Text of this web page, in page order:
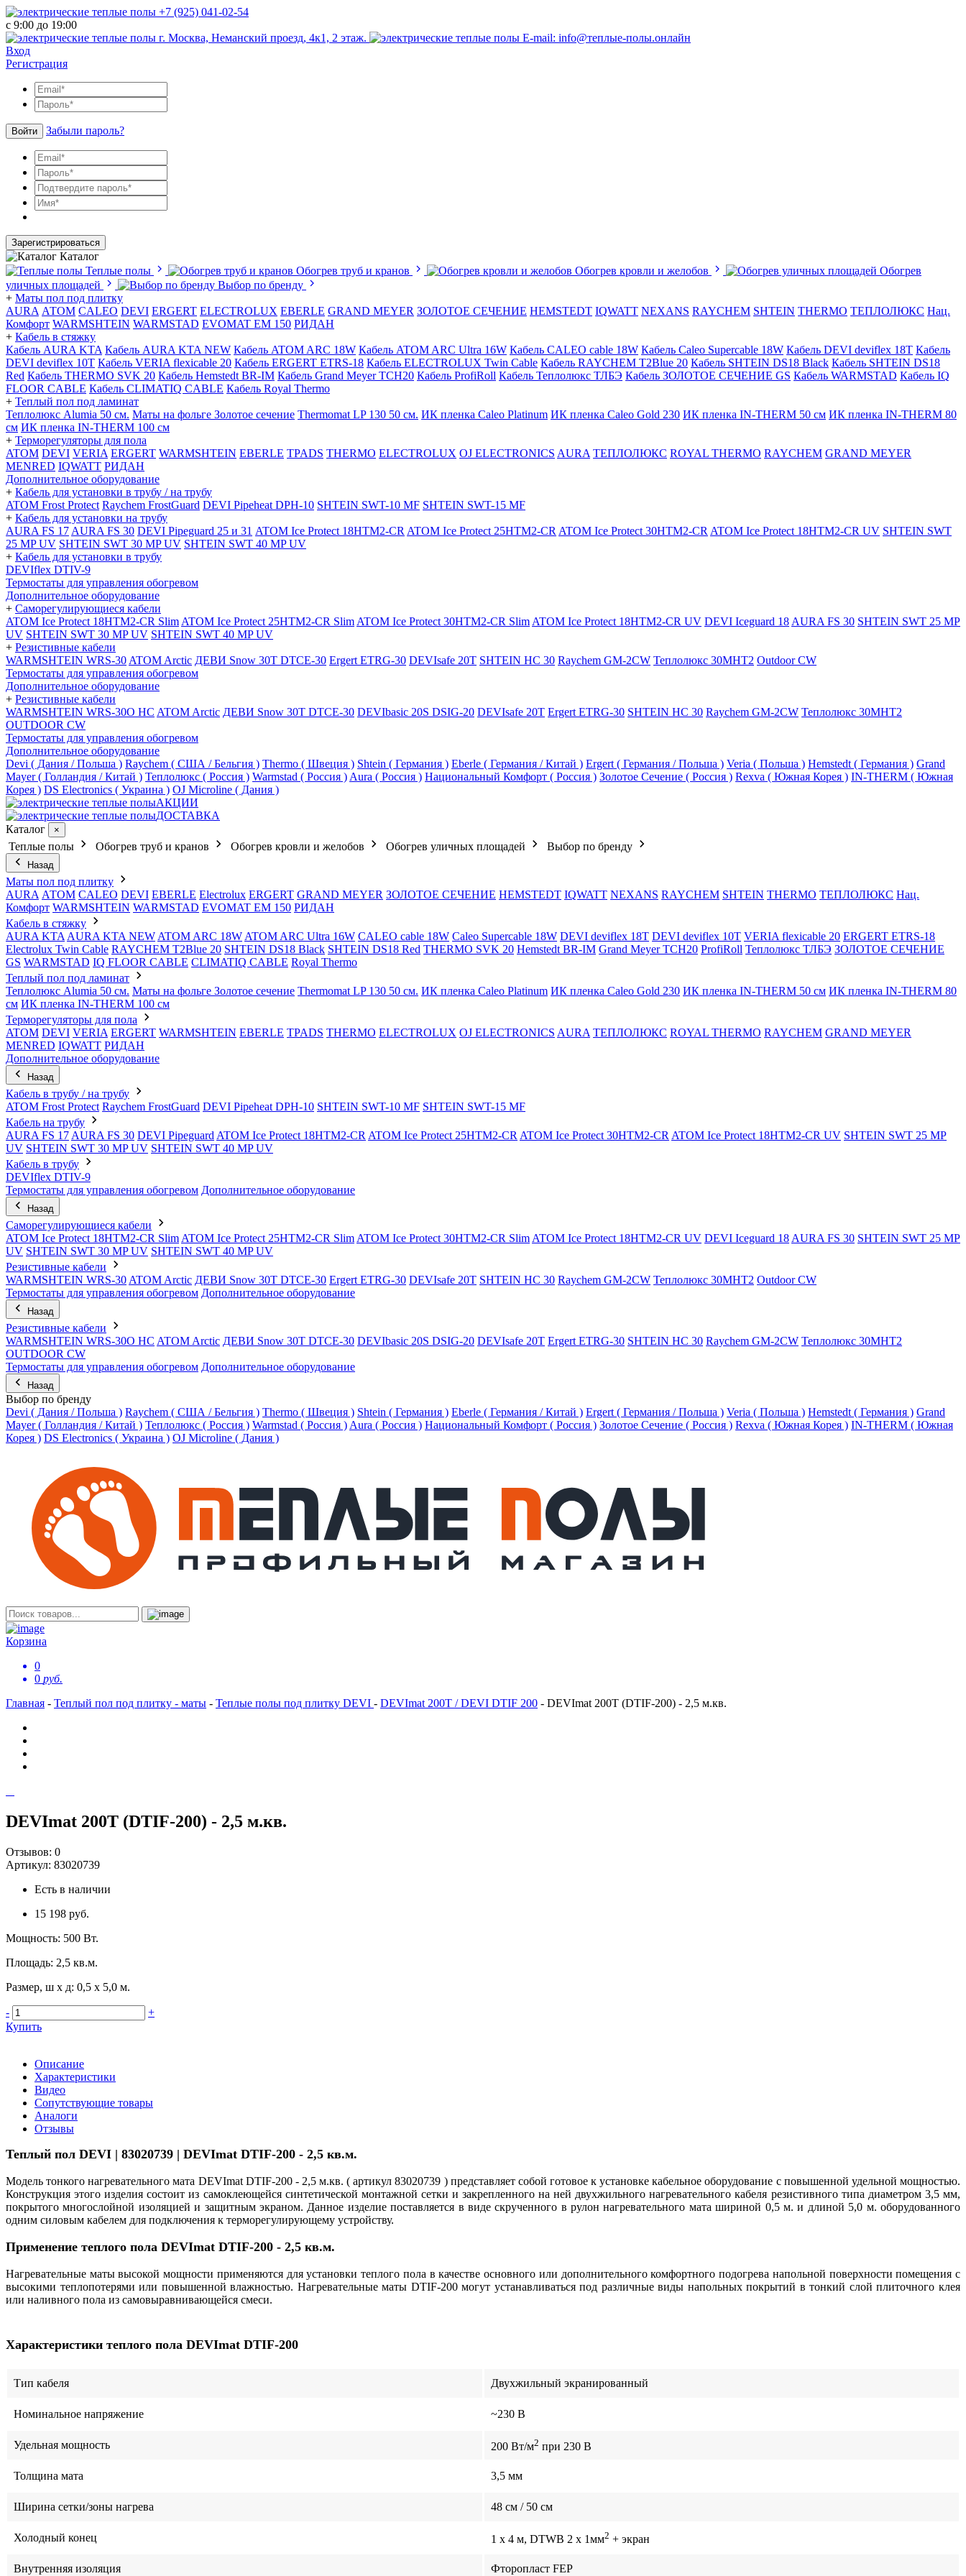
+7 (925) 041-02-54
с 9:00 до 19:00
г. Москва, Неманский проезд, 4к1, 2 этаж.
E-mail: info@теплые-полы.онлайн
Вход
Регистрация
Войти Забыли пароль?
Зарегистрироваться
Каталог
Теплые полы
Обогрев труб и кранов Обогрев кровли и желобов
Обогрев
уличных площадей
Выбор по бренду
+ Маты пол под плитку
AURA АТОМ CALEO DEVI ERGERT ELECTROLUX EBERLE GRAND MEYER ЗОЛОТОЕ СЕЧЕНИЕ HEMSTEDT IQWATT NEXANS RAYCHEM SHTEIN THERMO ТЕПЛОЛЮКС Нац.
Комфорт WARMSHTEIN WARMSTAD EVOMAT EM 150 РИДАН
+ Кабель в стяжку
Кабель AURA KTA Кабель AURA KTA NEW Кабель ATOM ARC 18W Кабель ATOM ARC Ultra 16W Кабель CALEO cable 18W Кабель Caleo Supercable 18W Кабель DEVI deviflex 18T Кабель
DEVI deviflex 10T Кабель VERIA flexicable 20 Кабель ERGERT ETRS-18 Кабель ELECTROLUX Twin Cable Кабель RAYCHEM T2Blue 20 Кабель SHTEIN DS18 Black Кабель SHTEIN DS18
Red Кабель THERMO SVK 20 Кабель Hemstedt BR-IM Кабель Grand Meyer TCH20 Кабель ProfiRoll Кабель Теплолюкс ТЛБЭ Кабель ЗОЛОТОЕ СЕЧЕНИЕ GS Кабель WARMSTAD Кабель IQ
FLOOR CABLE Кабель CLIMATIQ CABLE Кабель Royal Thermo
+ Теплый пол под ламинат
Теплолюкс Alumia 50 см. Маты на фольге Золотое сечение Thermomat LP 130 50 cм. ИК пленка Caleo Platinum ИК пленка Caleo Gold 230 ИК пленка IN-THERM 50 см ИК пленка IN-THERM 80
см ИК пленка IN-THERM 100 см
+ Терморегуляторы для пола
ATOM DEVI VERIA ERGERT WARMSHTEIN EBERLE TPADS THERMO ELECTROLUX OJ ELECTRONICS AURA ТЕПЛОЛЮКС ROYAL THERMO RAYCHEM GRAND MEYER
MENRED IQWATT РИДАН
Дополнительное оборудование
+ Кабель для установки в трубу / на трубу
ATOM Frost Protect Raychem FrostGuard DEVI Pipeheat DPH-10 SHTEIN SWT-10 MF SHTEIN SWT-15 MF
+ Кабель для установки на трубу
AURA FS 17 AURA FS 30 DEVI Pipeguard 25 и 31 ATOM Ice Protect 18HTM2-CR ATOM Ice Protect 25HTM2-CR ATOM Ice Protect 30HTM2-CR ATOM Ice Protect 18HTM2-CR UV SHTEIN SWT
25 MP UV SHTEIN SWT 30 MP UV SHTEIN SWT 40 MP UV
+ Кабель для установки в трубу
DEVIflex DTIV-9
Термостаты для управления обогревом
Дополнительное оборудование
+ Саморегулирующиеся кабели
ATOM Ice Protect 18HTM2-CR Slim ATOM Ice Protect 25HTM2-CR Slim ATOM Ice Protect 30HTM2-CR Slim ATOM Ice Protect 18HTM2-CR UV DEVI Iceguard 18 AURA FS 30 SHTEIN SWT 25 MP
UV SHTEIN SWT 30 MP UV SHTEIN SWT 40 MP UV
+ Резистивные кабели
WARMSHTEIN WRS-30 ATOM Arctic ДЕВИ Snow 30T DTCE-30 Ergert ETRG-30 DEVIsafe 20T SHTEIN HC 30 Raychem GM-2CW Теплолюкс 30МНТ2 Outdoor CW
Термостаты для управления обогревом
Дополнительное оборудование
+ Резистивные кабели
WARMSHTEIN WRS-30O HC ATOM Arctic ДЕВИ Snow 30T DTCE-30 DEVIbasic 20S DSIG-20 DEVIsafe 20T Ergert ETRG-30 SHTEIN HC 30 Raychem GM-2CW Теплолюкс 30МНТ2
OUTDOOR CW
Термостаты для управления обогревом
Дополнительное оборудование
Devi ( Дания / Польша ) Raychem ( США / Бельгия ) Thermo ( Швеция ) Shtein ( Германия ) Eberle ( Германия / Китай ) Ergert ( Германия / Польша ) Veria ( Польша ) Hemstedt ( Германия ) Grand
Mayer ( Голландия / Китай ) Теплолюкс ( Россия ) Warmstad ( Россия ) Aura ( Россия ) Национальный Комфорт ( Россия ) Золотое Сечение ( Россия ) Rexva ( Южная Корея ) IN-THERM ( Южная
Корея ) DS Electronics ( Украина ) OJ Microline ( Дания )
АКЦИИ
ДОСТАВКА
Каталог
×
Теплые полы Обогрев труб и кранов Обогрев кровли и желобов Обогрев уличных площадей Выбор по бренду
Назад
Маты пол под плитку
AURA АТОМ CALEO DEVI EBERLE Electrolux ERGERT GRAND MEYER ЗОЛОТОЕ СЕЧЕНИЕ HEMSTEDT IQWATT NEXANS RAYCHEM SHTEIN THERMO ТЕПЛОЛЮКС Нац.
Комфорт WARMSHTEIN WARMSTAD EVOMAT EM 150 РИДАН
Кабель в стяжку
AURA KTA AURA KTA NEW ATOM ARC 18W ATOM ARC Ultra 16W CALEO cable 18W Caleo Supercable 18W DEVI deviflex 18T DEVI deviflex 10T VERIA flexicable 20 ERGERT ETRS-18
Electrolux Twin Cable RAYCHEM T2Blue 20 SHTEIN DS18 Black SHTEIN DS18 Red THERMO SVK 20 Hemstedt BR-IM Grand Meyer TCH20 ProfiRoll Теплолюкс ТЛБЭ ЗОЛОТОЕ СЕЧЕНИЕ
GS WARMSTAD IQ FLOOR CABLE CLIMATIQ CABLE Royal Thermo
Теплый пол под ламинат
Теплолюкс Alumia 50 см. Маты на фольге Золотое сечение Thermomat LP 130 50 cм. ИК пленка Caleo Platinum ИК пленка Caleo Gold 230 ИК пленка IN-THERM 50 см ИК пленка IN-THERM 80
см ИК пленка IN-THERM 100 см
Терморегуляторы для пола
ATOM DEVI VERIA ERGERT WARMSHTEIN EBERLE TPADS THERMO ELECTROLUX OJ ELECTRONICS AURA ТЕПЛОЛЮКС ROYAL THERMO RAYCHEM GRAND MEYER
MENRED IQWATT РИДАН
Дополнительное оборудование
Назад
Кабель в трубу / на трубу
ATOM Frost Protect Raychem FrostGuard DEVI Pipeheat DPH-10 SHTEIN SWT-10 MF SHTEIN SWT-15 MF
Кабель на трубу
AURA FS 17 AURA FS 30 DEVI Pipeguard ATOM Ice Protect 18HTM2-CR ATOM Ice Protect 25HTM2-CR ATOM Ice Protect 30HTM2-CR ATOM Ice Protect 18HTM2-CR UV SHTEIN SWT 25 MP
UV SHTEIN SWT 30 MP UV SHTEIN SWT 40 MP UV
Кабель в трубу
DEVIflex DTIV-9
Термостаты для управления обогревом Дополнительное оборудование
Назад
Саморегулирующиеся кабели
ATOM Ice Protect 18HTM2-CR Slim ATOM Ice Protect 25HTM2-CR Slim ATOM Ice Protect 30HTM2-CR Slim ATOM Ice Protect 18HTM2-CR UV DEVI Iceguard 18 AURA FS 30 SHTEIN SWT 25 MP
UV SHTEIN SWT 30 MP UV SHTEIN SWT 40 MP UV
Резистивные кабели
WARMSHTEIN WRS-30 ATOM Arctic ДЕВИ Snow 30T DTCE-30 Ergert ETRG-30 DEVIsafe 20T SHTEIN HC 30 Raychem GM-2CW Теплолюкс 30МНТ2 Outdoor CW
Термостаты для управления обогревом Дополнительное оборудование
Назад
Резистивные кабели
WARMSHTEIN WRS-30O HC ATOM Arctic ДЕВИ Snow 30T DTCE-30 DEVIbasic 20S DSIG-20 DEVIsafe 20T Ergert ETRG-30 SHTEIN HC 30 Raychem GM-2CW Теплолюкс 30МНТ2
OUTDOOR CW
Термостаты для управления обогревом Дополнительное оборудование
Назад
Выбор по бренду
Devi ( Дания / Польша ) Raychem ( США / Бельгия ) Thermo ( Швеция ) Shtein ( Германия ) Eberle ( Германия / Китай ) Ergert ( Германия / Польша ) Veria ( Польша ) Hemstedt ( Германия ) Grand
Mayer ( Голландия / Китай ) Теплолюкс ( Россия ) Warmstad ( Россия ) Aura ( Россия ) Национальный Комфорт ( Россия ) Золотое Сечение ( Россия ) Rexva ( Южная Корея ) IN-THERM ( Южная
Корея ) DS Electronics ( Украина ) OJ Microline ( Дания )
Корзина
0
0 руб.
Главная - Теплый пол под плитку - маты - Теплые полы под плитку DEVI - DEVImat 200T / DEVI DTIF 200 - DEVImat 200T (DTIF-200) - 2,5 м.кв.
DEVImat 200T (DTIF-200) - 2,5 м.кв.
Отзывов: 0
Артикул: 83020739
Есть в наличии
15 198 руб.
Мощность: 500 Вт.
Площадь: 2,5 кв.м.
Размер, ш х д: 0,5 х 5,0 м.
-
+
Купить
Описание
Характеристики
Видео
Сопутствующие товары
Аналоги
Отзывы
Теплый пол DEVI | 83020739 | DEVImat DTIF-200 - 2,5 кв.м.
Модель тонкого нагревательного мата DEVImat DTIF-200 - 2,5 м.кв. ( артикул 83020739 ) представляет собой готовое к установке кабельное оборудование с повышенной удельной мощностью.
Конструкция этого изделия состоит из самоклеющейся синтетической монтажной сетки и закрепленного на ней двухжильного нагревательного кабеля резистивного типа диаметром 3,5 мм,
покрытого многослойной изоляцией и защитным экраном. Данное изделие поставляется в виде скрученного в рулон нагревательного мата шириной 0,5 м. и длиной 5,0 м. оборудованного
одним силовым кабелем для подключения к терморегулирующему устройству.
Применение теплого пола DEVImat DTIF-200 - 2,5 кв.м.
Нагревательные маты высокой мощности применяются для установки теплого пола в качестве основного или дополнительного комфортного подогрева напольной поверхности помещения c
высокими теплопотерями или повышенной влажностью. Нагревательные маты DTIF-200 могут устанавливаться под различные виды напольных покрытий в тонкий слой плиточного клея
или наливного пола из самовыравнивающейся смеси.
Характеристики теплого пола DEVImat DTIF-200
Тип кабеля Двухжильный экранированный
Номинальное напряжение ~230 В
Удельная мощность 200 Вт/м2 при 230 В
Толщина мата 3,5 мм
Ширина сетки/зоны нагрева 48 см / 50 см
Холодный конец 1 x 4 м, DTWB 2 x 1мм2 + экран
Внутренняя изоляция Фторопласт FEP